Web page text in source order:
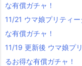
な有償ガチャ！
11/21 ウマ娘プリティ
な有償ガチャ！
11/19 更新後 ウマ娘プ
るお得な有償ガチャ！